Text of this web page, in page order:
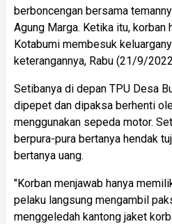
berboncengan bersama
Agung Marga. Ketika itu, korban
Kotabumi membesuk
keterangannya, Rabu (21/9/
Setibanya di depan TPU Desa
dipepet dan dipaksa berhenti
menggunakan sepeda motor.
berpura-pura bertanya hendak
bertanya uang.
"Korban menjawab hanya
pelaku langsung mengambil
menggeledah kantong jaket